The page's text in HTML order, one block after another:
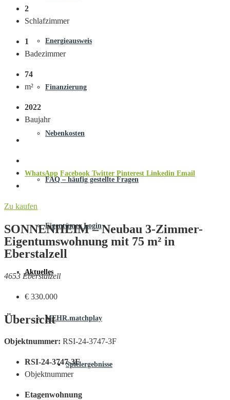
Energieausweis
Finanzierung
Nebenkosten
FAQ – häufig gestellte Fragen
Eigentümer Login
Aktuelles
MEHR.matchplay
Spielergebnisse
2
Schlafzimmer
1
Badezimmer
74
m²
2022
Baujahr
WhatsApp Facebook Twitter Pinterest Linkedin Email
Zu kaufen
SONNENHEIM – Neubau 3-Zimmer-
Eigentumswohnung mit 75 m² in
Eberstalzell
4653 Eberstalzell
€ 330.000
Übersicht
Objektnummer: RSI-24-3747-3F
RSI-24-3747-3F
Objektnummer
Etagenwohnung